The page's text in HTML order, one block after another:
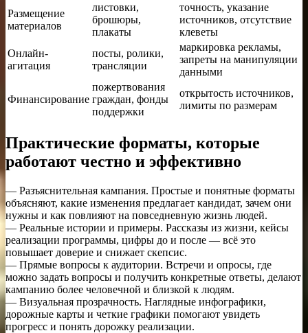
Размещение
материалов
листовки,
брошюры,
плакаты
точность, указание
источников, отсутствие
клеветы
Онлайн-
агитация
посты, ролики,
трансляции
маркировка рекламы,
запреты на манипуляции
данными
Финансирование
пожертвования
граждан, фонды
поддержки
открытость источников,
лимиты по размерам
Практические форматы, которые
работают честно и эффективно
— Разъяснительная кампания. Простые и понятные форматы
объясняют, какие изменения предлагает кандидат, зачем они
нужны и как повлияют на повседневную жизнь людей.
— Реальные истории и примеры. Рассказы из жизни, кейсы
реализации программы, цифры до и после — всё это
повышает доверие и снижает скепсис.
— Прямые вопросы к аудитории. Встречи и опросы, где
можно задать вопросы и получить конкретные ответы, делают
кампанию более человечной и близкой к людям.
— Визуальная прозрачность. Наглядные инфографики,
дорожные карты и четкие графики помогают увидеть
прогресс и понять дорожку реализации.